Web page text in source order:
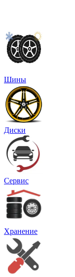
Шины
Диски
Сервис
Хранение